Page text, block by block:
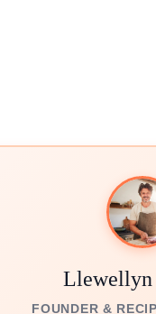
Llewellyn
FOUNDER &